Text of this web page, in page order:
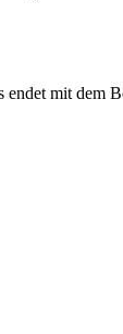
mit dem